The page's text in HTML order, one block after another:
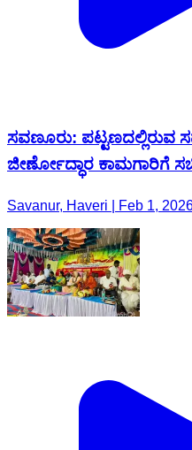
ಸವಣೂರು:
ಜೀರ್ಣೋದ್ಧಾರ ಕಾಮಗಾರಿಗೆ
Savanur, Haveri | Feb 1,